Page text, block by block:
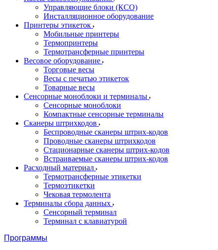
Управляющие блоки (КСО)
Инсталляционное оборудование
Принтеры этикеток
Мобильные принтеры
Термопринтеры
Термотрансферные принтеры
Весовое оборудование
Торговые весы
Весы с печатью этикеток
Товарные весы
Сенсорные моноблоки и терминалы
Сенсорные моноблоки
Компактные сенсорные терминалы
Сканеры штрихкодов
Беспроводные сканеры штрих-кодов
Проводные сканеры штрихкодов
Стационарные сканеры штрих-кодов
Встраиваемые сканеры штрих-кодов
Расходный материал
Термотрансферные этикетки
Термоэтикетки
Чековая термолента
Терминалы сбора данных
Сенсорный терминал
Терминал с клавиатурой
Программы